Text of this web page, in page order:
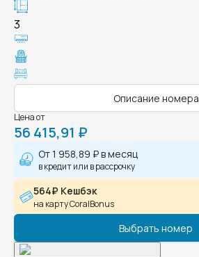
3
Описание номера
Цена от
56 415,91 ₽
От1 958,89 ₽в месяц
в кредит или в рассрочку
564₽ Кешбэк
на карту CoralBonus
Выбрать номер